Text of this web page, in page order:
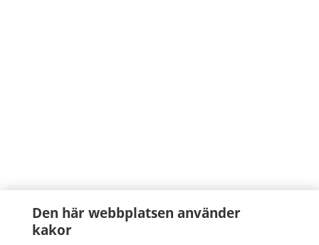
Den här webbplatsen använder
kakor